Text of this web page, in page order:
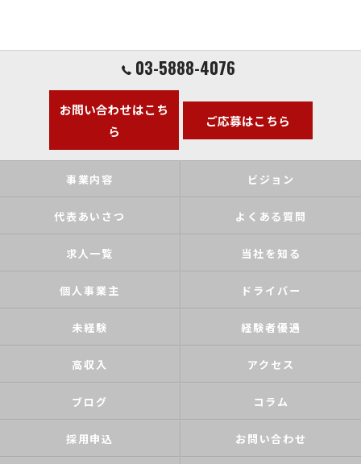
03-5888-4076
お問い合わせはこち
ら
ご応募はこちら
事業内容 ビジョン
代表あいさつ よくある質問
求人一覧 当社を知る
個人事業主 ドライバー
未経験 経験者優遇
高収入 アクセス
ブログ コラム
採用申込 お問い合わせ